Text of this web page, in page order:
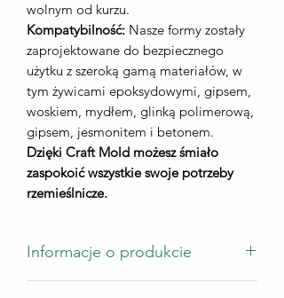
wolnym od kurzu.
Kompatybilność: Nasze formy zostały
zaprojektowane do bezpiecznego
użytku z szeroką gamą materiałów, w
tym żywicami epoksydowymi, gipsem,
woskiem, mydłem, glinką polimerową,
gipsem, jesmonitem i betonem.
Dzięki Craft Mold możesz śmiało
zaspokoić wszystkie swoje potrzeby
rzemieślnicze.
Informacje o produkcie